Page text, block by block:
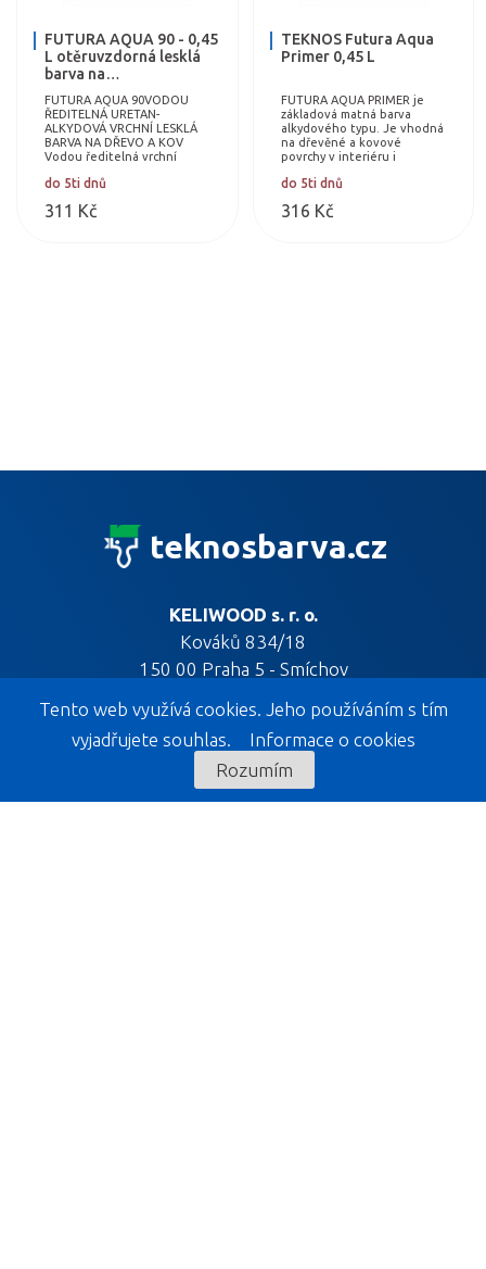
FUTURA AQUA 90 - 0,45
L otěruvzdorná lesklá
barva na…
FUTURA AQUA 90VODOU
ŘEDITELNÁ URETAN-
ALKYDOVÁ VRCHNÍ LESKLÁ
BARVA NA DŘEVO A KOV
Vodou ředitelná vrchní
bázi na vyjímatelný a
do 5ti dnů
311 Kč
TEKNOS Futura Aqua
Primer 0,45 L
FUTURA AQUA PRIMER je
základová matná barva
alkydového typu. Je vhodná
na dřevěné a kovové
povrchy v interiéru i
hraček. Barvu lze tónovat
do 5ti dnů
316 Kč
teknosbarva.cz
KELIWOOD s. r. o.
Kováků 834/18
150 00 Praha 5 - Smíchov
KELIWOOD EXPOZICE
Tento web využívá cookies. Jeho používáním s tím
vyjadřujete souhlas. Informace o cookies
Rozumím